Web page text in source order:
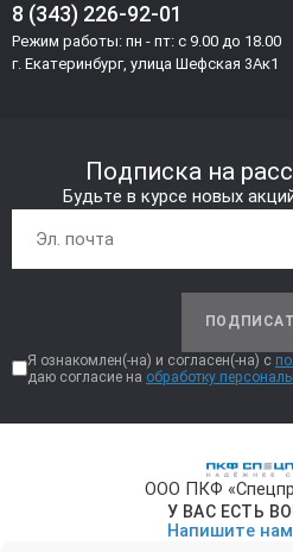
8 (343) 226-92-01
Режим работы: пн - пт: с 9.00 до 18.00
г. Екатеринбург, улица Шефская 3Ак1
Подписка на
Будьте в курсе новых
Я ознакомлен(-на) и согласен(-на) с
даю согласие на обработку
ООО ПКФ
У ВАС ЕСТЬ
Напишите нам